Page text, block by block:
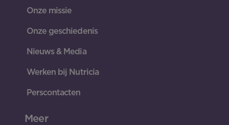
Onze missie
Onze geschiedenis
Nieuws & Media
Werken bij Nutricia
Perscontacten
Meer